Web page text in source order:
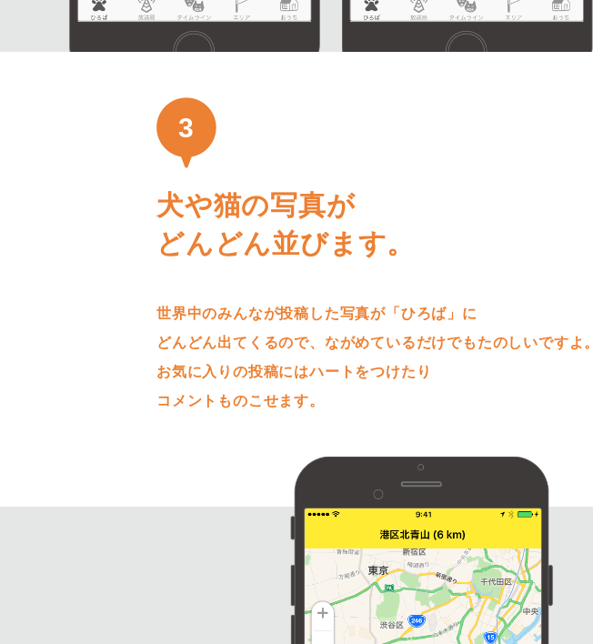
3
犬や猫の写真が
どんどん並びます。
世界中のみんなが投稿した写真が「ひろば」に
どんどん出てくるので、ながめているだけでもたのしいですよ。
お気に入りの投稿にはハートをつけたり
コメントものこせます。